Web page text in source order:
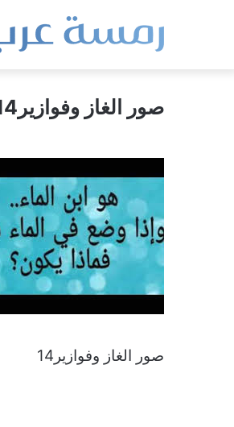
صور الغاز وفوازير14
صور الغاز وفوازير14